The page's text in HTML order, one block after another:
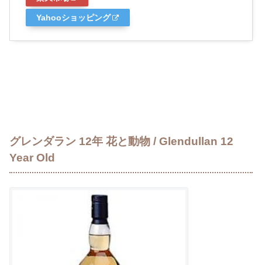
Yahooショッピング
グレンダラン 12年 花と動物 / Glendullan 12
Year Old